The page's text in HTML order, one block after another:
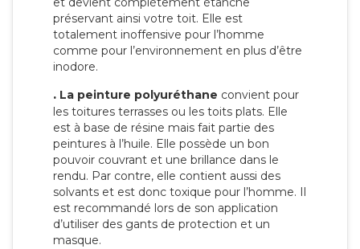
préservant ainsi votre toit. Elle est
totalement inoffensive pour l’homme
comme pour l’environnement en plus d’être
inodore.
. La peinture polyuréthane convient pour
les toitures terrasses ou les toits plats. Elle
est à base de résine mais fait partie des
peintures à l’huile. Elle possède un bon
pouvoir couvrant et une brillance dans le
rendu. Par contre, elle contient aussi des
solvants et est donc toxique pour l’homme. Il
est recommandé lors de son application
d’utiliser des gants de protection et un
masque.